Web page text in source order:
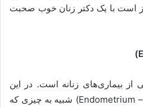
است با یک دکتر زنان خوب صحبت
از بیماری‌های زنانه است. در این
بیماری، بافت‌هایی (اندومتریوم – Endometrium) شبیه به چیزی که